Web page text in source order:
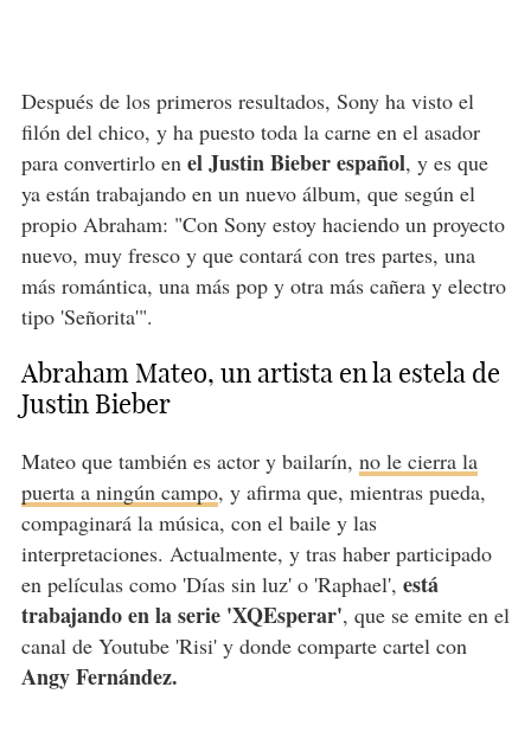
Después de los primeros resultados, Sony ha visto el
filón del chico, y ha puesto toda la carne en el asador
para convertirlo en el Justin Bieber español, y es que
ya están trabajando en un nuevo álbum, que según el
propio Abraham: "Con Sony estoy haciendo un proyecto
nuevo, muy fresco y que contará con tres partes, una
más romántica, una más pop y otra más cañera y electro
tipo 'Señorita'".
Abraham Mateo, un artista en la estela de
Justin Bieber
Mateo que también es actor y bailarín, no le cierra la
puerta a ningún campo, y afirma que, mientras pueda,
compaginará la música, con el baile y las
interpretaciones. Actualmente, y tras haber participado
en películas como 'Días sin luz' o 'Raphael', está
trabajando en la serie 'XQEsperar', que se emite en el
canal de Youtube 'Risi' y donde comparte cartel con
Angy Fernández.